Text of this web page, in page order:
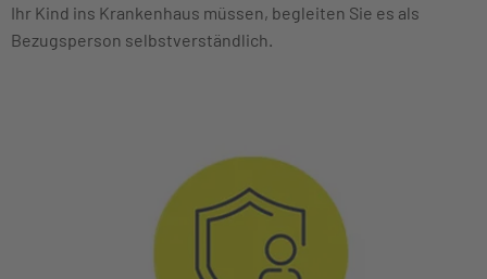
Ihr Kind ins Krankenhaus müssen, begleiten Sie es als
Bezugsperson selbstverständlich.